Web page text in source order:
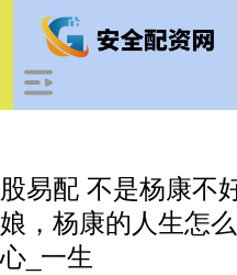
股易配 不是杨康不
娘，杨康的人生怎
心_一生